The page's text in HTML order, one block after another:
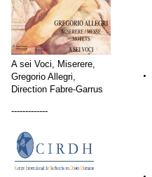
A sei Voci, Miserere,
Gregorio Allegri,
Direction Fabre-Garrus
-------------